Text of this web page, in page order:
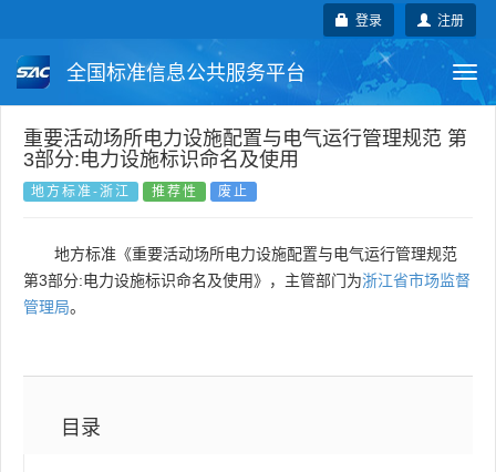
注册
登录
全国标准信息公共服务平台
国家标准 行业标准 地方标准
团体标准 企业标准
国外标准 技术委员会
重要活动场所电力设施配置与电气运行管理规范 第
3部分:电力设施标识命名及使用
地方标准-浙江 推荐性 废止
地方标准《重要活动场所电力设施配置与电气运行管理规范
第3部分:电力设施标识命名及使用》，主管部门为浙江省市场监督
管理局。
目录